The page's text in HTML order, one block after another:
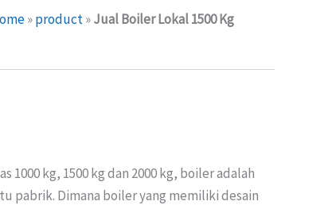
»product»Jual Boiler Lokal 1500 Kg
1000 kg, 1500 kg dan 2000 kg, boiler adalah
pabrik. Dimana boiler yang memiliki desain